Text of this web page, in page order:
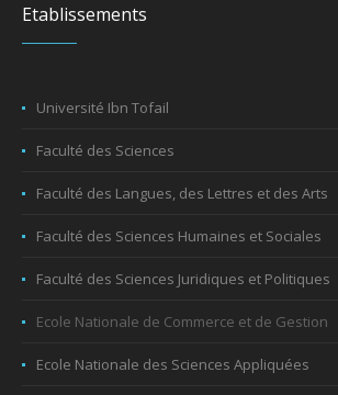
Etablissements
Université Ibn Tofail
Faculté des Sciences
Faculté des Langues, des Lettres et des Arts
Faculté des Sciences Humaines et Sociales
Faculté des Sciences Juridiques et Politiques
Ecole Nationale de Commerce et de Gestion
Ecole Nationale des Sciences Appliquées